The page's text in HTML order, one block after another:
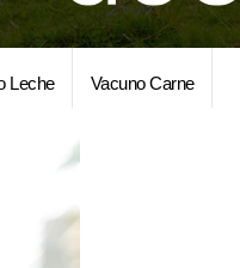
Leche Vacuno Carne